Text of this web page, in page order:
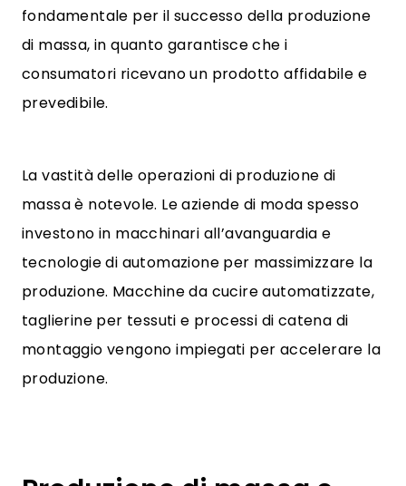
fondamentale per il successo della produzione
di massa, in quanto garantisce che i
consumatori ricevano un prodotto affidabile e
prevedibile.
La vastità delle operazioni di produzione di
massa è notevole. Le aziende di moda spesso
investono in macchinari all’avanguardia e
tecnologie di automazione per massimizzare la
produzione. Macchine da cucire automatizzate,
taglierine per tessuti e processi di catena di
montaggio vengono impiegati per accelerare la
produzione.